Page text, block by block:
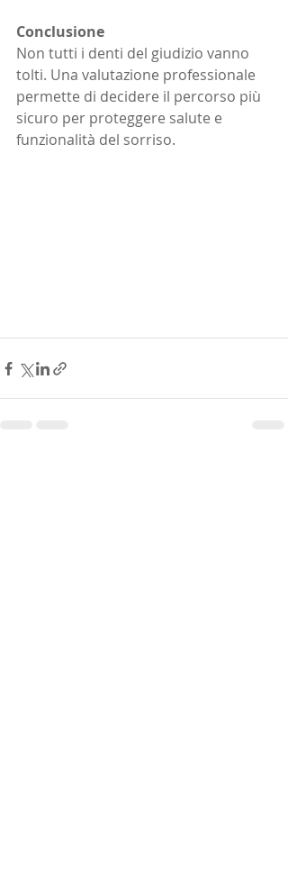
Conclusione
Non tutti i denti del giudizio vanno
tolti. Una valutazione professionale
permette di decidere il percorso più
sicuro per proteggere salute e
funzionalità del sorriso.